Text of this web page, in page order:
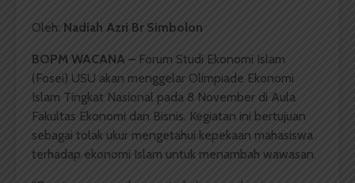
Oleh: Nadiah Azri Br Simbolon
BOPM WACANA – Forum Studi Ekonomi Islam
(Fosei) USU akan menggelar Olimpiade Ekonomi
Islam Tingkat Nasional pada 8 November di Aula
Fakultas Ekonomi dan Bisnis. Kegiatan ini bertujuan
sebagai tolak ukur mengetahui kepekaan mahasiswa
terhadap ekonomi Islam untuk menambah wawasan.